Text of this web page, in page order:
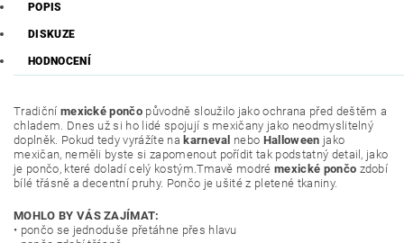
POPIS
DISKUZE
HODNOCENÍ
Tradiční mexické pončo původně sloužilo jako ochrana před deštěm a
chladem. Dnes už si ho lidé spojují s mexičany jako neodmyslitelný
doplněk. Pokud tedy vyrážíte na karneval nebo Halloween jako
mexičan, neměli byste si zapomenout pořídit tak podstatný detail, jako
je pončo, které doladí celý kostým.Tmavě modrémexické pončo zdobí
bílé třásně a decentní pruhy. Pončo je ušité z pletené tkaniny.
MOHLO BY VÁS ZAJÍMAT:
• pončo se jednoduše přetáhne přes hlavu